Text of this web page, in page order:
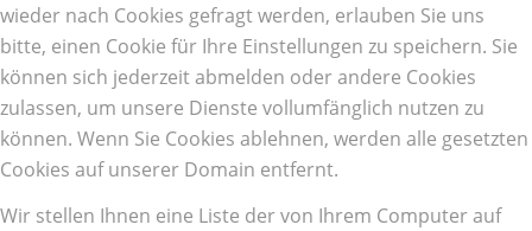
wieder nach Cookies gefragt werden, erlauben Sie uns
bitte, einen Cookie für Ihre Einstellungen zu speichern. Sie
können sich jederzeit abmelden oder andere Cookies
zulassen, um unsere Dienste vollumfänglich nutzen zu
können. Wenn Sie Cookies ablehnen, werden alle gesetzten
Cookies auf unserer Domain entfernt.
Wir stellen Ihnen eine Liste der von Ihrem Computer auf